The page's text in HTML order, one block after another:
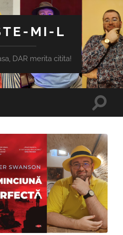
MI-L
DAR merita citita!
Toggle